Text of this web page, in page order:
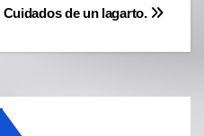
Cuidados de un lagarto.